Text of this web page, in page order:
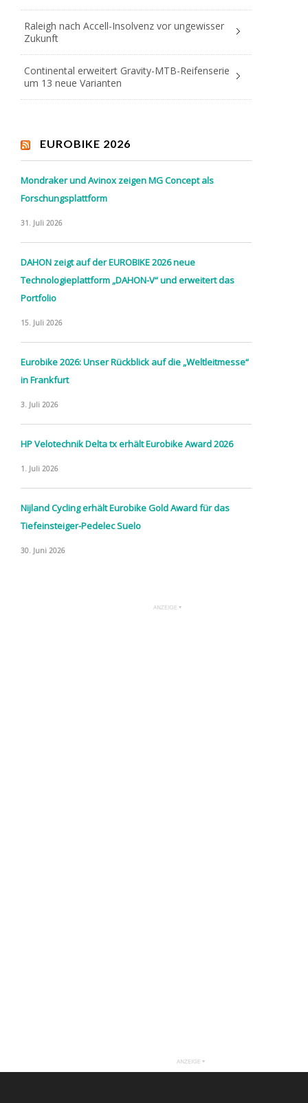
Raleigh nach Accell-Insolvenz vor ungewisser
Zukunft
Continental erweitert Gravity-MTB-Reifenserie
um 13 neue Varianten
EUROBIKE 2026
Mondraker und Avinox zeigen MG Concept als
Forschungsplattform
31. Juli 2026
DAHON zeigt auf der EUROBIKE 2026 neue
Technologieplattform „DAHON-V“ und erweitert das
Portfolio
15. Juli 2026
Eurobike 2026: Unser Rückblick auf die „Weltleitmesse“
in Frankfurt
3. Juli 2026
HP Velotechnik Delta tx erhält Eurobike Award 2026
1. Juli 2026
Nijland Cycling erhält Eurobike Gold Award für das
Tiefeinsteiger-Pedelec Suelo
30. Juni 2026